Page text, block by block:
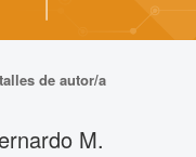
de autor/a
M.